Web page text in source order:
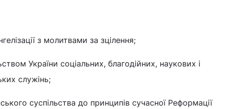
з молитвами за зцілення;
України соціальних, благодійних, наукових і
служінь;
суспільства до принципів сучасної Реформації